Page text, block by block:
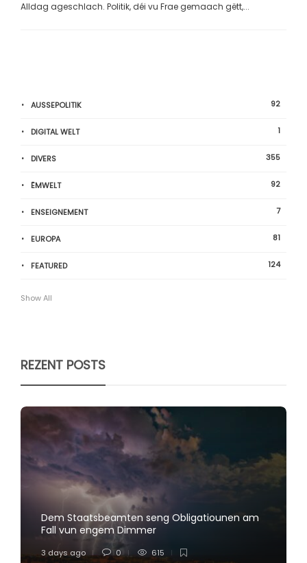
Alldag ageschlach. Politik, déi vu Frae gemaach gëtt,...
AUSSEPOLITIK 92
DIGITAL WELT 1
DIVERS 355
ËMWELT 92
ENSEIGNEMENT 7
EUROPA 81
FEATURED 124
Show All
REZENT POSTS
Dem Staatsbeamten seng Obligatiounen am
Fall vun engem Dimmer
3 days ago 0 615